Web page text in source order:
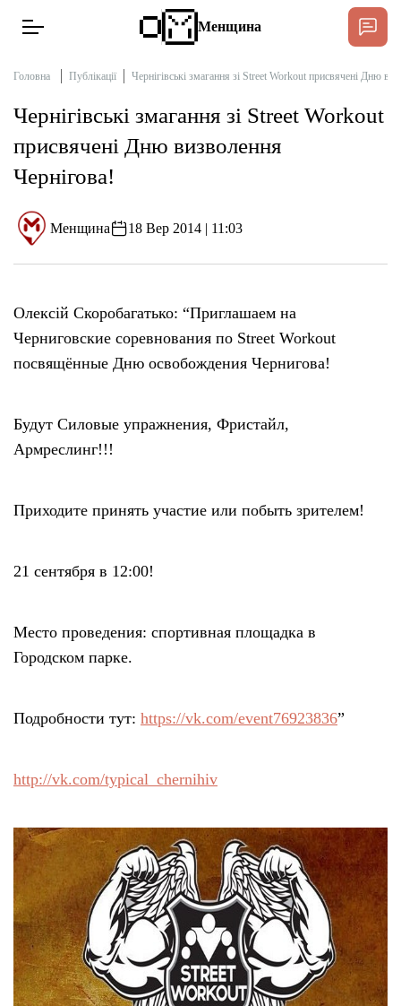
Новини
Інтерв’ю
Тексти
Про нас
Підтримати «місцевих»
Підтримати
Менщина
Головна Публікації Чернігівські змагання зі Street Workout присвячені Дню
Чернігівські змагання зі Street Workout
присвячені Дню визволення
Чернігова!
Менщина 18 Вер 2014 | 11:03
Олексій Скоробагатько: “Приглашаем на
Черниговские соревнования по Street Workout
посвящённые Дню освобождения Чернигова!
Будут Силовые упражнения, Фристайл,
Армреслинг!!!
Приходите принять участие или побыть зрителем!
21 сентября в 12:00!
Место проведения: спортивная площадка в
Городском парке.
Подробности тут: https://vk.com/event76923836”
http://vk.com/typical_chernihiv